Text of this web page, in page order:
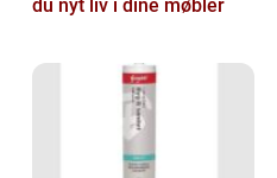
du nyt liv i dine møbler